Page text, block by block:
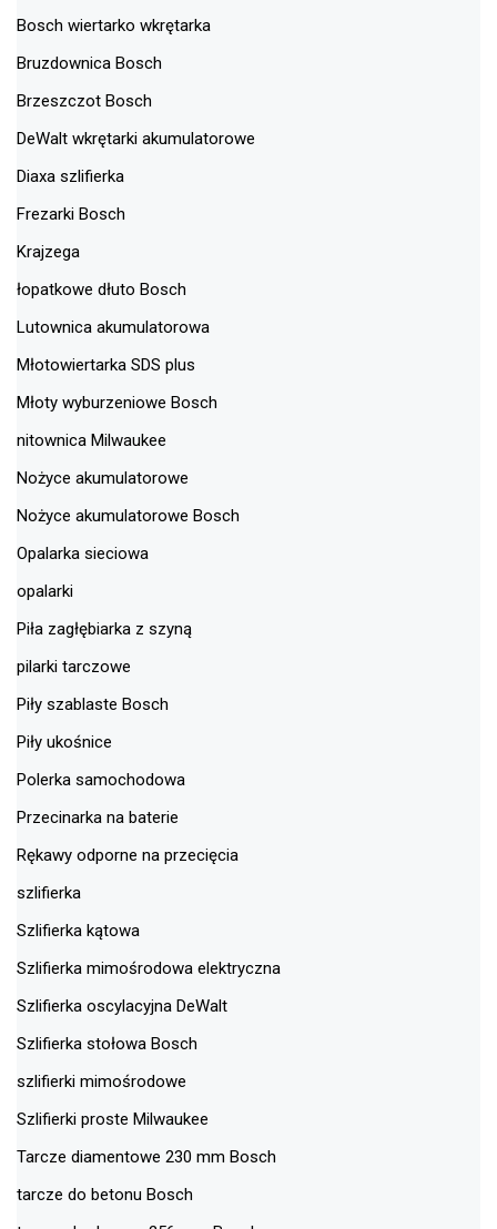
Bosch wiertarko wkrętarka
Bruzdownica Bosch
Brzeszczot Bosch
DeWalt wkrętarki akumulatorowe
Diaxa szlifierka
Frezarki Bosch
Krajzega
łopatkowe dłuto Bosch
Lutownica akumulatorowa
Młotowiertarka SDS plus
Młoty wyburzeniowe Bosch
nitownica Milwaukee
Nożyce akumulatorowe
Nożyce akumulatorowe Bosch
Opalarka sieciowa
opalarki
Piła zagłębiarka z szyną
pilarki tarczowe
Piły szablaste Bosch
Piły ukośnice
Polerka samochodowa
Przecinarka na baterie
Rękawy odporne na przecięcia
szlifierka
Szlifierka kątowa
Szlifierka mimośrodowa elektryczna
Szlifierka oscylacyjna DeWalt
Szlifierka stołowa Bosch
szlifierki mimośrodowe
Szlifierki proste Milwaukee
Tarcze diamentowe 230 mm Bosch
tarcze do betonu Bosch